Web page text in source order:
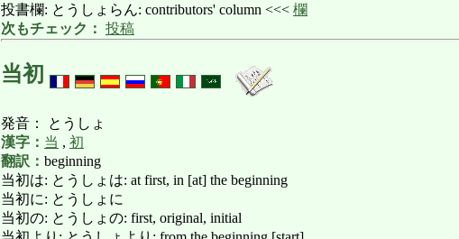
投書欄: とうしょらん: contributors' column <<< 欄
次もチェック： 投稿
当初
発音： とうしょ
漢字： 当 , 初
翻訳： beginning
当初は: とうしょは: at first, in [at] the beginning
当初に: とうしょに
当初の: とうしょの: first, original, initial